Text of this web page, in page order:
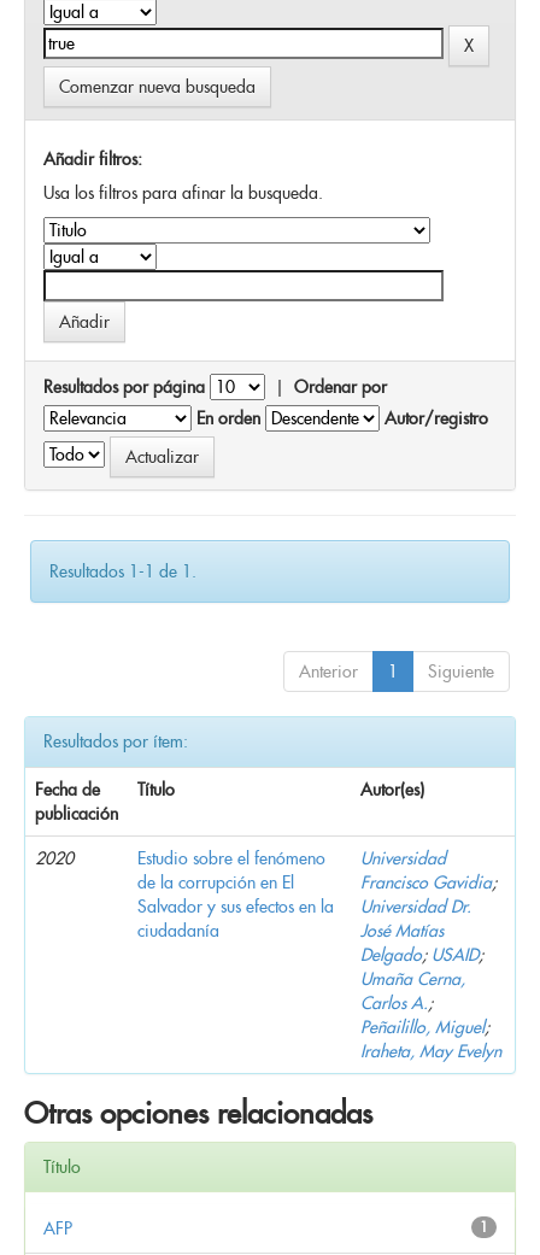
Comenzar nueva busqueda
Añadir filtros:
Usa los filtros para afinar la busqueda.
Resultados por página | Ordenar por
En orden
Autor/registro
Resultados 1-1 de 1.
Anterior 1 Siguiente
Resultados por ítem:
Fecha de
publicación
Título Autor(es)
2020
Estudio sobre el fenómeno
de la corrupción en El
Salvador y sus efectos en la
ciudadanía
Universidad
Francisco Gavidia;
Universidad Dr.
José Matías
Delgado; USAID;
Umaña Cerna,
Carlos A.;
Peñailillo, Miguel;
Iraheta, May Evelyn
Otras opciones relacionadas
Título
1
AFP